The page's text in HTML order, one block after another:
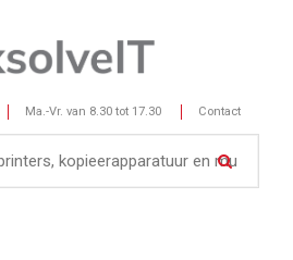
Ma.-Vr. van 8.30 tot 17.30 Contact